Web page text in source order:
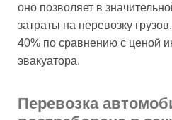
оно позволяет в
затраты на перевозку
40% по сравнению с ценой
эвакуатора.
Перевозка